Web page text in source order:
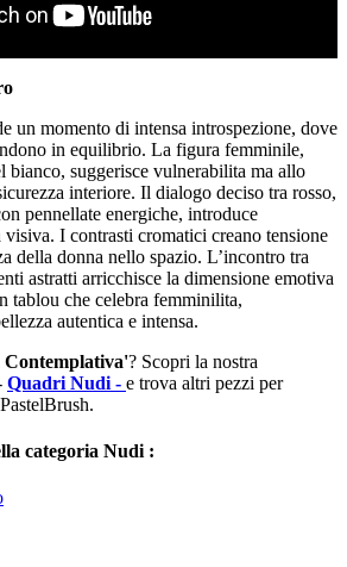
un momento di intensa introspezione, dove
in equilibrio. La figura femminile,
bianco, suggerisce vulnerabilita ma allo
interiore. Il dialogo deciso tra rosso,
pennellate energiche, introduce
I contrasti cromatici creano tensione
della donna nello spazio. L’incontro tra
astratti arricchisce la dimensione emotiva
tablou che celebra femminilita,
autentica e intensa.
Contemplativa'? Scopri la nostra
Quadri Nudi - e trova altri pezzi per
categoria Nudi :